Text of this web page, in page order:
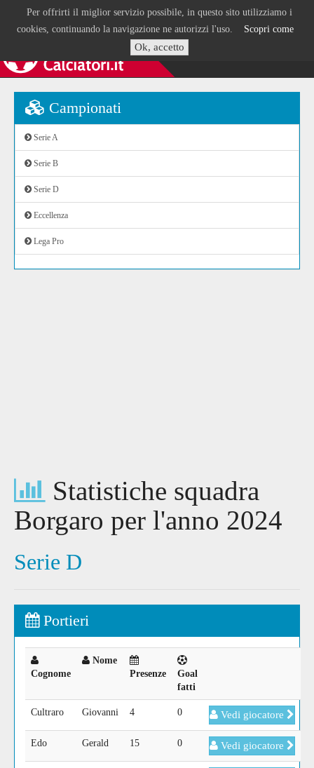
Per offrirti il miglior servizio possibile, in questo sito utilizziamo i
cookies, continuando la navigazione ne autorizzi l'uso. Scopri come
Ok, accetto
Campionati
Serie A
Serie B
Serie D
Eccellenza
Lega Pro
Statistiche squadra
Borgaro per l'anno 2024
Serie D
Portieri
Cognome
Nome
Presenze
Goal
fatti
Cultraro Giovanni 4 0 Vedi giocatore
Edo Gerald 15 0 Vedi giocatore